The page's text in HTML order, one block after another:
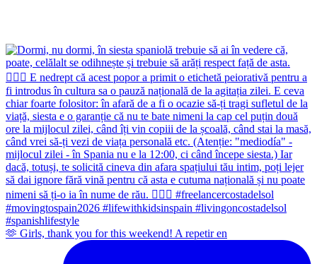
🫶 Girls, thank you for this weekend! A repetir en